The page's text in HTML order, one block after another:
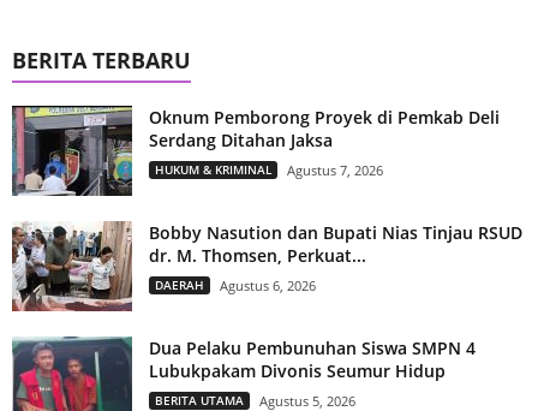
BERITA TERBARU
Oknum Pemborong Proyek di Pemkab Deli
Serdang Ditahan Jaksa
HUKUM & KRIMINAL Agustus 7, 2026
Bobby Nasution dan Bupati Nias Tinjau RSUD
dr. M. Thomsen, Perkuat...
DAERAH Agustus 6, 2026
Dua Pelaku Pembunuhan Siswa SMPN 4
Lubukpakam Divonis Seumur Hidup
BERITA UTAMA Agustus 5, 2026